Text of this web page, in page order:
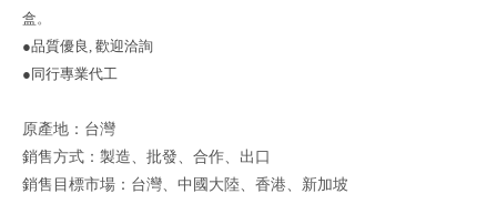
盒 。
●品質優良, 歡迎洽詢
●同行專業代工
原產地：台灣
銷售方式：製造、批發、合作、出口
銷售目標市場：台灣、中國大陸、香港、新加坡